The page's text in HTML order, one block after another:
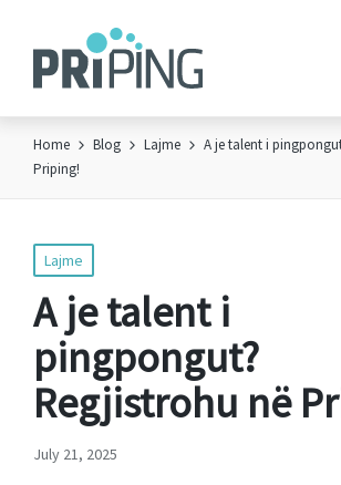
Home Blog Lajme
A je talent i
Priping!
Posted
in
Lajme
A je talent i
pingpongut?
Regjistrohu në
July 21, 2025